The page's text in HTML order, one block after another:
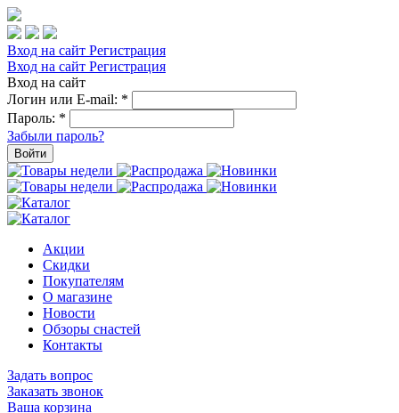
Вход на сайт Регистрация
Вход на сайт Регистрация
Вход на сайт
Логин или E-mail: *
Пароль: *
Забыли пароль?
Войти
Акции
Скидки
Покупателям
О магазине
Новости
Обзоры снастей
Контакты
Задать вопрос
Заказать звонок
Ваша корзина